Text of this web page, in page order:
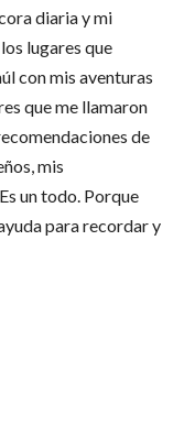
diaria y mi
lugares que
con mis aventuras
que me llamaron
de
mis
un todo. Porque
para recordar y